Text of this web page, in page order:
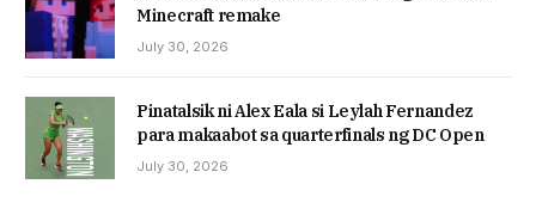
Minecraft remake
July 30, 2026
Pinatalsik ni Alex Eala si Leylah Fernandez
para makaabot sa quarterfinals ng DC Open
July 30, 2026